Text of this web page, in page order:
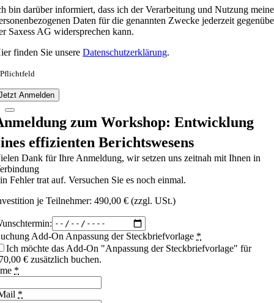
bin darüber informiert, dass ich der Verarbeitung und Nutzung
Daten für die genannten Zwecke jederzeit
Saxess AG widersprechen kann.
finden Sie unsereDatenschutzerklärung.
Anmelden
zum Workshop: Entwicklung
effizienten Berichtswesens
Dank für Ihre Anmeldung, wir setzen uns zeitnah mit Ihnen in
Fehler trat auf. Versuchen Sie es noch einmal.
je Teilnehmer: 490,00 € (zzgl. USt.)
Add-On Anpassung der Steckbriefvorlage *
Ich möchte das Add-On "Anpassung der Steckbriefvorlage" für
€ zusätzlich buchen.
*
*